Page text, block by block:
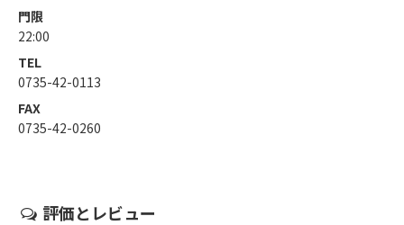
門限
22:00
TEL
0735-42-0113
FAX
0735-42-0260
評価とレビュー